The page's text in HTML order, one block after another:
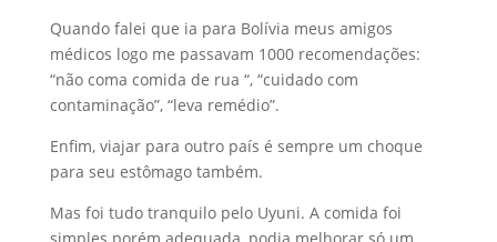
Quando falei que ia para Bolívia meus amigos
médicos logo me passavam 1000 recomendações:
“não coma comida de rua “, “cuidado com
contaminação”, “leva remédio”.
Enfim, viajar para outro país é sempre um choque
para seu estômago também.
Mas foi tudo tranquilo pelo Uyuni. A comida foi